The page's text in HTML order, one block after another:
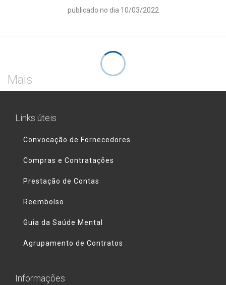
publicado no dia 10/03/2022
Mais
Links úteis
Convocação de Fornecedores
Compras e Contratações
Prestação de Contas
Reembolso
Guia da Saúde Mental
Agrupamento de Contratos
Informações